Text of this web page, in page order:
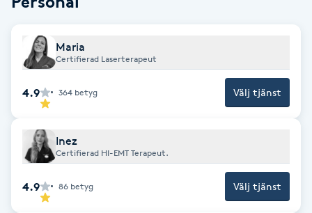
Diamantslipning
Enzympeeling
Extensions
Extensions borttagning
Maria
Certifierad Laserterapeut
4.9 364 betyg Välj tjänst
Inez
Certifierad HI-EMT Terapeut.
4.9 86 betyg Välj tjänst